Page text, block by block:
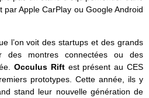
par Apple CarPlay ou Google Android
l’on voit des startups et des grands
des montres connectées ou des
Occulus Riftest présent au CES
prototypes. Cette année, ils y
stand leur nouvelle génération de